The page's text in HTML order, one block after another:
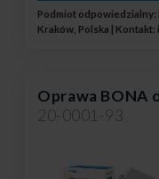
Podmiot odpowiedzialny:
Kraków, Polska | Kontakt:
Oprawa BONA
20-0001-93